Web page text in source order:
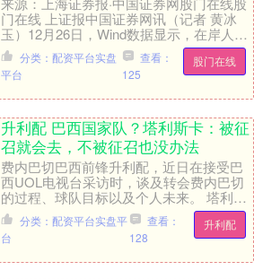
门在线 上证报中国证券网讯（记者 黄冰
玉）12月26日，Wind数据显示，在岸人民
币对美元开盘微跌，报7.0085，前一交....
股门在线
分类：配资平台实盘
平台
查看：
125
升利配 巴西国家队？塔利斯卡：被征
召就会去，不被征召也没办法
费内巴切巴西前锋升利配，近日在接受巴
西UOL电视台采访时，谈及转会费内巴切
的过程、球队目标以及个人未来。 塔利斯
卡表示：“转会决定非常平静，完全是我自
己的选择。....
升利配
分类：配资平台实盘平
台
查看：
128